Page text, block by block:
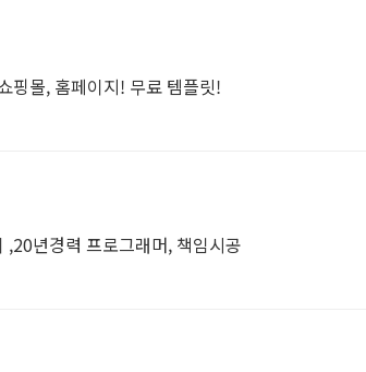
핑몰, 홈페이지! 무료 템플릿!
년경력 프로그래머, 책임시공